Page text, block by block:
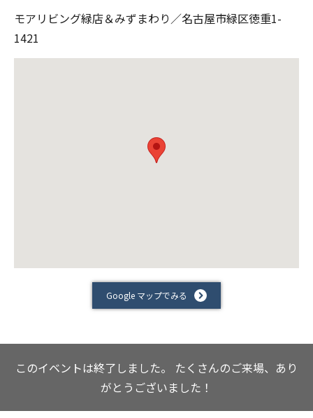
モアリビング緑店＆みずまわり／名古屋市緑区徳重1-
1421
Google マップでみる
このイベントは終了しました。 たくさんのご来場、あり
がとうございました！